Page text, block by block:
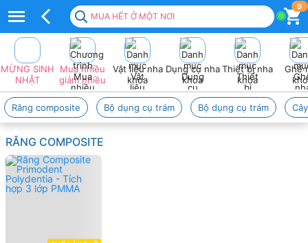
MUA HẾT Ở MỘT NƠI
0
Top
100+
sản
Phẩm
POLYDENTIA
Giá
tốt
2026
❤️
MỪNG SINH
NHẬT
Mua nhiều
giảm nhiều
Vật liệu nha
khoa
Dụng cụ nha
khoa
Thiết bị nha
khoa
Ghế
Răng composite Bộ dụng cụ trám Bộ dụng cụ trám
RĂNG COMPOSITE